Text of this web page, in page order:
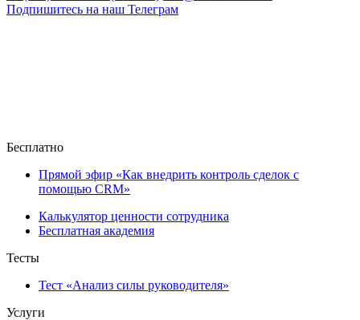
Подпишитесь на наш Телеграм
Бесплатно
Прямой эфир «Как внедрить контроль сделок с
помощью CRM»
Калькулятор ценности сотрудника
Бесплатная академия
Тесты
Тест «Анализ силы руководителя»
Услуги